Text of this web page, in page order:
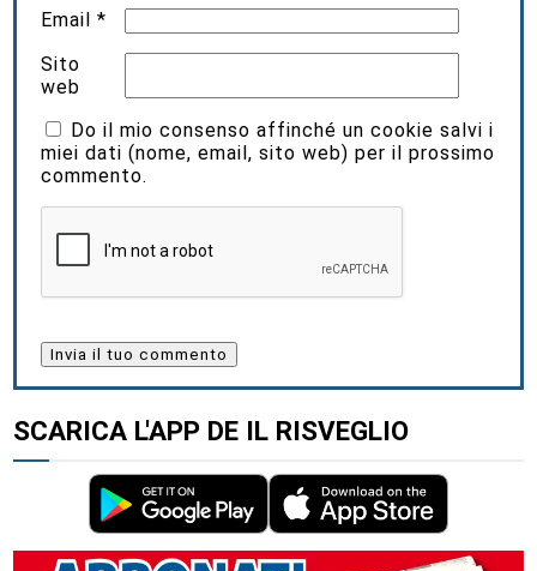
Email*
Sito
web
Do il mio consenso affinché un cookie salvi i
miei dati (nome, email, sito web) per il prossimo
commento.
SCARICA L'APP DE IL RISVEGLIO